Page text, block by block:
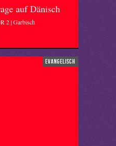
auf Dänisch
2 | Garbisch
evangelisch